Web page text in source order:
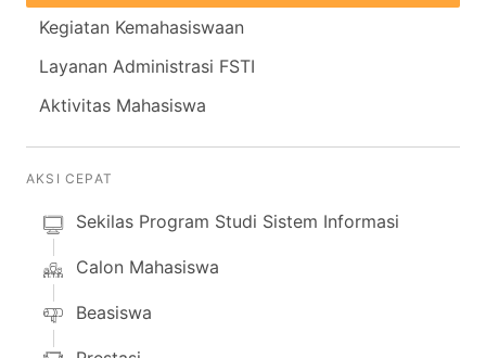
Kegiatan Kemahasiswaan
Layanan Administrasi FSTI
Aktivitas Mahasiswa
AKSI CEPAT
Sekilas Program Studi Sistem Informasi
Calon Mahasiswa
Beasiswa